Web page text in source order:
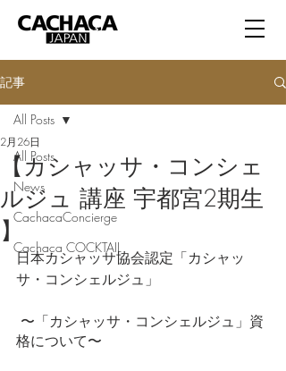
記事
All Posts
News
CachacaConcierge
Cachaça COCKTAIL
All Posts
【カシャッサ・コンシェ
ルジュ 講座 宇都宮2期生
】
2月26日
日本カシャッサ協会認定「カシャッ
サ・コンシェルジュ」
格について〜